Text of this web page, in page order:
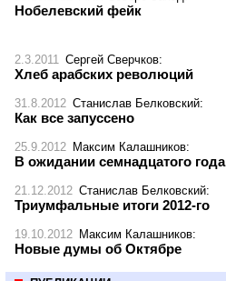
Нобелевский фейк
2.3.2011 Сергей Сверчков:
Хлеб арабских революций
31.8.2012 Станислав Белковский:
Как все запуссено
25.9.2012 Максим Калашников:
В ожидании семнадцатого года
21.12.2012 Станислав Белковский:
Триумфальные итоги 2012-го
19.10.2012 Максим Калашников:
Новые думы об Октябре